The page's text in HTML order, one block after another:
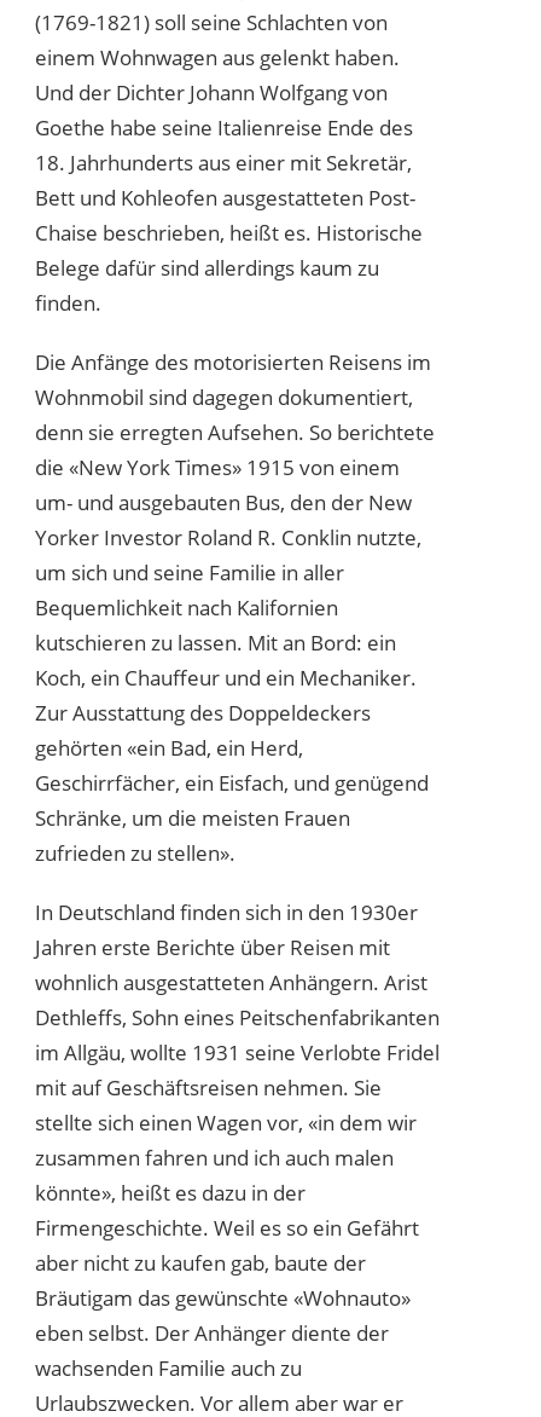
(1769-1821) soll seine Schlachten von
einem Wohnwagen aus gelenkt haben.
Und der Dichter Johann Wolfgang von
Goethe habe seine Italienreise Ende des
18. Jahrhunderts aus einer mit Sekretär,
Bett und Kohleofen ausgestatteten Post-
Chaise beschrieben, heißt es. Historische
Belege dafür sind allerdings kaum zu
finden.
Die Anfänge des motorisierten Reisens im
Wohnmobil sind dagegen dokumentiert,
denn sie erregten Aufsehen. So berichtete
die «New York Times» 1915 von einem
um- und ausgebauten Bus, den der New
Yorker Investor Roland R. Conklin nutzte,
um sich und seine Familie in aller
Bequemlichkeit nach Kalifornien
kutschieren zu lassen. Mit an Bord: ein
Koch, ein Chauffeur und ein Mechaniker.
Zur Ausstattung des Doppeldeckers
gehörten «ein Bad, ein Herd,
Geschirrfächer, ein Eisfach, und genügend
Schränke, um die meisten Frauen
zufrieden zu stellen».
In Deutschland finden sich in den 1930er
Jahren erste Berichte über Reisen mit
wohnlich ausgestatteten Anhängern. Arist
Dethleffs, Sohn eines Peitschenfabrikanten
im Allgäu, wollte 1931 seine Verlobte Fridel
mit auf Geschäftsreisen nehmen. Sie
stellte sich einen Wagen vor, «in dem wir
zusammen fahren und ich auch malen
könnte», heißt es dazu in der
Firmengeschichte. Weil es so ein Gefährt
aber nicht zu kaufen gab, baute der
Bräutigam das gewünschte «Wohnauto»
eben selbst. Der Anhänger diente der
wachsenden Familie auch zu
Urlaubszwecken. Vor allem aber war er